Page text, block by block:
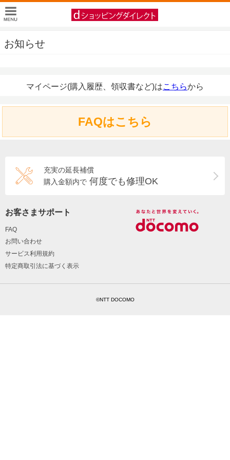
お知らせ
マイページ(購入履歴、領収書など)はこちらから
FAQはこちら
充実の延長補償
購入金額内で 何度でも修理OK
お客さまサポート
FAQ
お問い合わせ
サービス利用規約
特定商取引法に基づく表示
©NTT DOCOMO